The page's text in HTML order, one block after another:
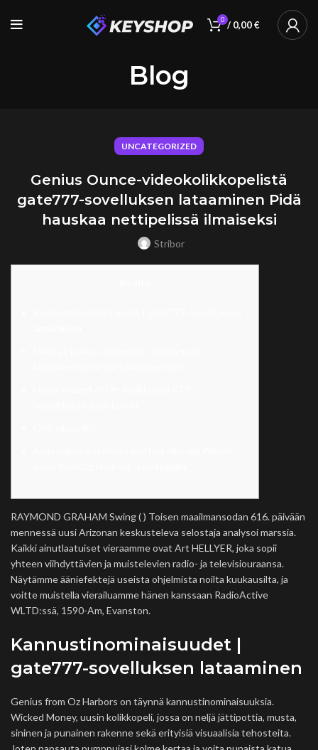
0 / 0,00€
Blog
UNCATEGORIZED
Genius Ounce-videokolikkopelistä
gate777-sovelluksen lataaminen Pidä
hauskaa nettipelissä ilmaiseksi
Stribor
RAYMOND GRAHAM Swing ( ) Toisen maailmansodan 616. päivään
mennessä uusi Arizonan keskusteleva selostaja analysoi marssia.
Kaikki ainutlaatuiset vieraamme ovat Art HELLYER, joka sopii
yhteen viihdyttävien ja muistelevien radio- ja televisiouraansa.
Näytämme ääniefektejä useista ohjelmista noilta kuukausilta, ja
voitte muistella vierailuamme hänen kanssaan RadioActive
WLTD:ssä, 1590-Am, Evanston.
Kannustinominaisuudet |
gate777-sovelluksen lataaminen
Genius from Oz Harbors on täynnä kannustinominaisuuksia.
Wicked Money, uusin kolikkopeli, jossa on neljä jättipottia, musta,
sininen ja punainen rakenne sekä erityisiä visuaalisia tehosteita.